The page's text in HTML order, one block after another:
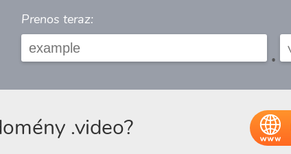
Prenos teraz:
.
.video?